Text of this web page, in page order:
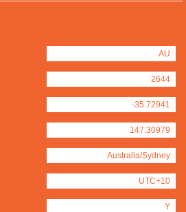
AU
2644
-35.72941
147.30979
Australia/Sydney
UTC+10
Y